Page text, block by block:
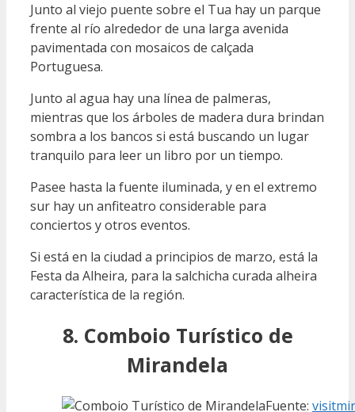
Junto al viejo puente sobre el Tua hay un parque
frente al río alrededor de una larga avenida
pavimentada con mosaicos de calçada
Portuguesa.
Junto al agua hay una línea de palmeras,
mientras que los árboles de madera dura brindan
sombra a los bancos si está buscando un lugar
tranquilo para leer un libro por un tiempo.
Pasee hasta la fuente iluminada, y en el extremo
sur hay un anfiteatro considerable para
conciertos y otros eventos.
Si está en la ciudad a principios de marzo, está la
Festa da Alheira, para la salchicha curada alheira
característica de la región.
8. Comboio Turístico de
Mirandela
Fuente: